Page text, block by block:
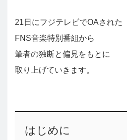
21日にフジテレビでOAされた
FNS音楽特別番組から
筆者の独断と偏見をもとに
取り上げていきます。
はじめに